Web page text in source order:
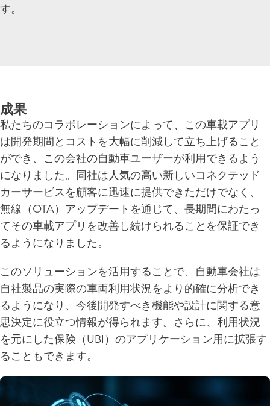
す。
成果
私たちのコラボレーションによって、この車載アプリ
は開発期間とコストを大幅に削減して立ち上げること
ができ、この会社の自動車ユーザーが利用できるよう
になりました。同社は人気の高い新しいコネクテッド
カーサービスを顧客に迅速に提供できただけでなく、
無線（OTA）アップデートを通じて、長期間にわたっ
てその車載アプリを改善し続けられることを保証でき
るようになりました。
このソリューションを活用することで、自動車会社は
自社製品の実際の車両利用状況をより的確に分析でき
るようになり、今後開発すべき機能や設計に関する意
思決定に役立つ情報が得られます。さらに、利用状況
を元にした保険（UBI）のアプリケーション用に拡張す
ることもできます。